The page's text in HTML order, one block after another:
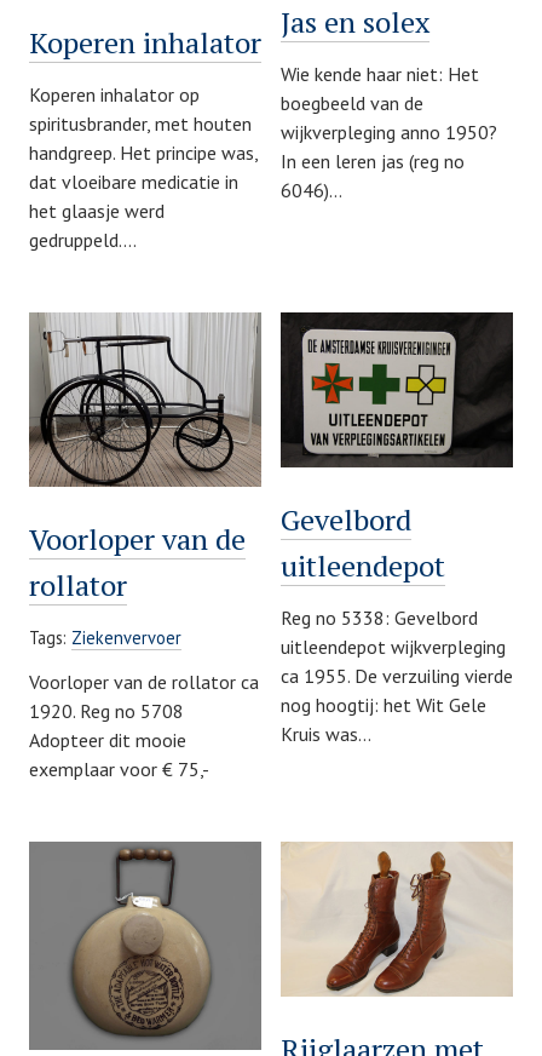
Koperen inhalator
Koperen inhalator op
spiritusbrander, met houten
handgreep. Het principe was,
dat vloeibare medicatie in
het glaasje werd
gedruppeld.…
Jas en solex
Wie kende haar niet: Het
boegbeeld van de
wijkverpleging anno 1950?
In een leren jas (reg no
6046)…
Voorloper van de
rollator
Tags: Ziekenvervoer
Voorloper van de rollator ca
1920. Reg no 5708
Adopteer dit mooie
exemplaar voor € 75,-
Gevelbord
uitleendepot
Reg no 5338: Gevelbord
uitleendepot wijkverpleging
ca 1955. De verzuiling vierde
nog hoogtij: het Wit Gele
Kruis was…